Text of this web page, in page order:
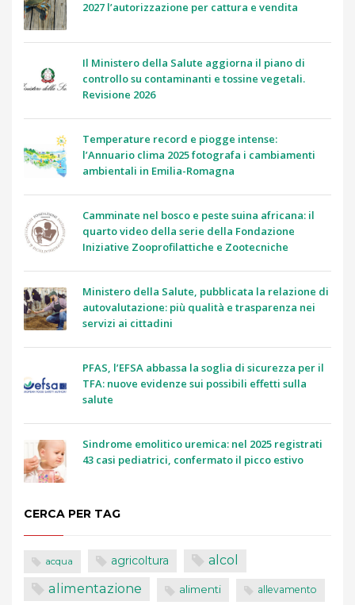
2027 l’autorizzazione per cattura e vendita
Il Ministero della Salute aggiorna il piano di
controllo su contaminanti e tossine vegetali.
Revisione 2026
Temperature record e piogge intense:
l’Annuario clima 2025 fotografa i cambiamenti
ambientali in Emilia-Romagna
Camminate nel bosco e peste suina africana: il
quarto video della serie della Fondazione
Iniziative Zooprofilattiche e Zootecniche
Ministero della Salute, pubblicata la relazione di
autovalutazione: più qualità e trasparenza nei
servizi ai cittadini
PFAS, l’EFSA abbassa la soglia di sicurezza per il
TFA: nuove evidenze sui possibili effetti sulla
salute
Sindrome emolitico uremica: nel 2025 registrati
43 casi pediatrici, confermato il picco estivo
CERCA PER TAG
acqua agricoltura alcol
alimentazione alimenti allevamento